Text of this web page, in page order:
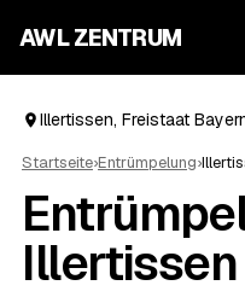
AWL ZENTRUM
Illertissen, Freistaat
Startseite›Entrümpelung›
Illertissen